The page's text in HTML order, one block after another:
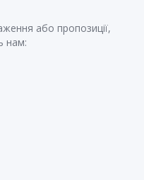
або пропозиції,
нам: